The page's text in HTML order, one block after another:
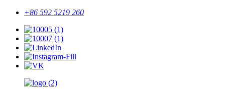
+86 592 5219 260